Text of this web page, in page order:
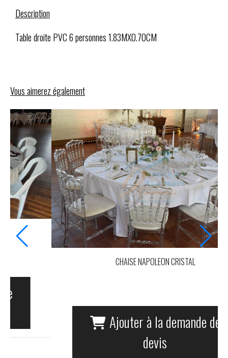
Description
Table droite PVC 6 personnes 1.83MX0.70CM
Vous aimerez également
Ajouter à la demande